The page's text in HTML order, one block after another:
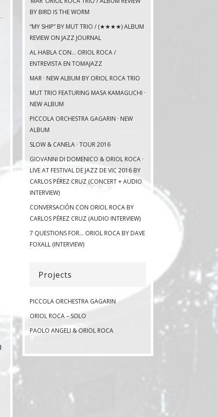
BY BIRD IS THE WORM
“MY SHIP” BY MUT TRIO / (★★★★) ALBUM
REVIEW ON JAZZ JOURNAL
AL HABLA CON… ORIOL ROCA /
ENTREVISTA EN TOMAJAZZ
MAR · NEW ALBUM BY ORIOL ROCA TRIO
MUT TRIO FEATURING MASA KAMAGUCHI ·
NEW ALBUM
PICCOLA ORCHESTRA GAGARIN · NEW
ALBUM
SLOW & CANELA · TOUR 2016
GIOVANNI DI DOMENICO & ORIOL ROCA ·
LIVE AT FESTIVAL DE JAZZ DE VIC 2016 BY
CARLOS PÉREZ CRUZ (CONCERT + AUDIO
INTERVIEW)
CONVERSACIÓN CON ORIOL ROCA BY
CARLOS PÉREZ CRUZ (AUDIO INTERVIEW)
7 QUESTIONS FOR… ORIOL ROCA BY DAVE
FOXALL (INTERVIEW)
Projects
PICCOLA ORCHESTRA GAGARIN
ORIOL ROCA – SOLO
PAOLO ANGELI & ORIOL ROCA